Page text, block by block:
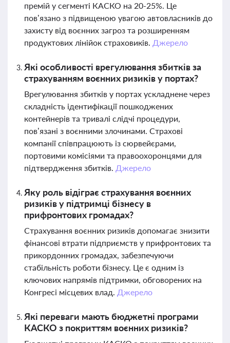
премій у сегменті КАСКО на 20-25%. Це
пов’язано з підвищеною увагою автовласників до
захисту від воєнних загроз та розширенням
продуктових лінійок страховиків. Джерело
Які особливості врегулювання збитків за
страхуванням воєнних ризиків у портах?
Врегулювання збитків у портах ускладнене через
складність ідентифікації пошкоджених
контейнерів та тривалі слідчі процедури,
пов’язані з воєнними злочинами. Страхові
компанії співпрацюють із сюрвейєрами,
портовими комісіями та правоохоронцями для
підтвердження збитків. Джерело
Яку роль відіграє страхування воєнних
ризиків у підтримці бізнесу в
прифронтових громадах?
Страхування воєнних ризиків допомагає знизити
фінансові втрати підприємств у прифронтових та
прикордонних громадах, забезпечуючи
стабільність роботи бізнесу. Це є одним із
ключових напрямів підтримки, обговорених на
Конгресі місцевих влад. Джерело
Які переваги мають бюджетні програми
КАСКО з покриттям воєнних ризиків?